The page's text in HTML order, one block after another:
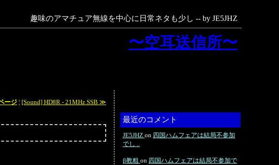
趣味のアマチュア無線を中心に日常ネタも少し -- by JE5JHZ
〜空耳送信所〜
ージ ¦ [Sound] HD8R - 21MHz SSB ≫
最近のコメント
JE5JHZ on 四国ハムフェアは結局不参加
でし ..
β教粗 on 四国ハムフェアは結局不参加で